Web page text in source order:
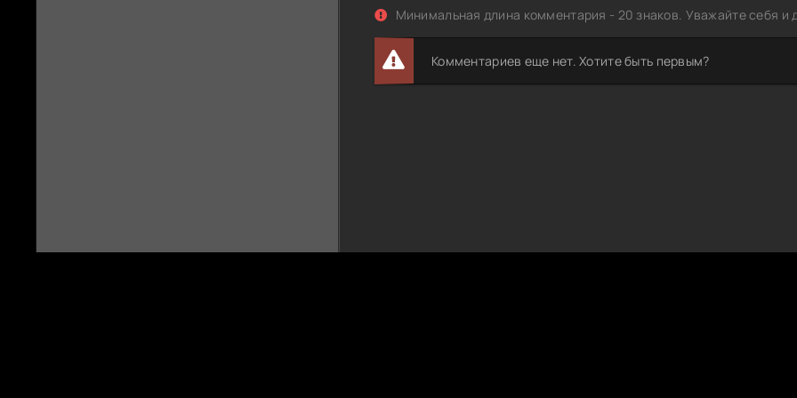
Минимальная длина комментария - 20 знаков. Уважайте себя и
Комментариев еще нет. Хотите быть первым?